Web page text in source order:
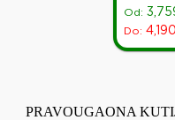
Od:
Do:
PRAVOUGAONA